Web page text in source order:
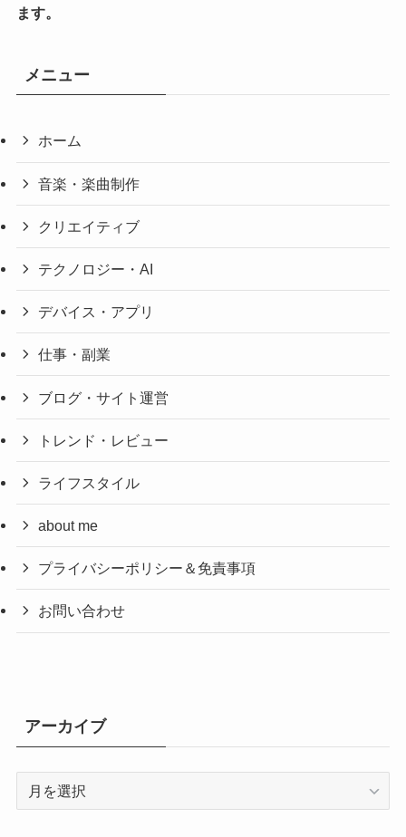
ます。
メニュー
ホーム
音楽・楽曲制作
クリエイティブ
テクノロジー・AI
デバイス・アプリ
仕事・副業
ブログ・サイト運営
トレンド・レビュー
ライフスタイル
about me
プライバシーポリシー＆免責事項
お問い合わせ
アーカイブ